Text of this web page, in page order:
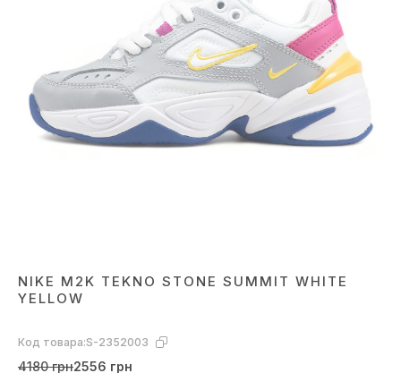
NIKE M2K TEKNO STONE SUMMIT WHITE
YELLOW
Код товара:S-2352003
4180 грн2556 грн